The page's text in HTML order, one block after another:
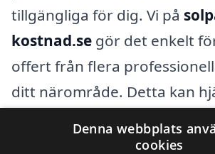
tillgängliga för dig. Vi på
kostnad.se gör det enkelt
offert från flera
ditt närområde. Detta kan
dina behov och budget.
Denna webbplats
cookies